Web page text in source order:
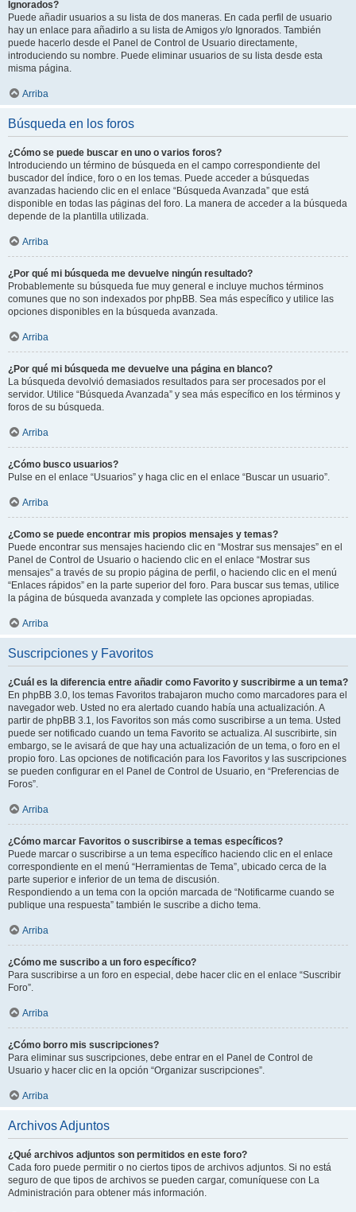
Ignorados?
Puede añadir usuarios a su lista de dos maneras. En cada perfil de usuario
hay un enlace para añadirlo a su lista de Amigos y/o Ignorados. También
puede hacerlo desde el Panel de Control de Usuario directamente,
introduciendo su nombre. Puede eliminar usuarios de su lista desde esta
misma página.
Arriba
Búsqueda en los foros
¿Cómo se puede buscar en uno o varios foros?
Introduciendo un término de búsqueda en el campo correspondiente del
buscador del índice, foro o en los temas. Puede acceder a búsquedas
avanzadas haciendo clic en el enlace “Búsqueda Avanzada” que está
disponible en todas las páginas del foro. La manera de acceder a la búsqueda
depende de la plantilla utilizada.
Arriba
¿Por qué mi búsqueda me devuelve ningún resultado?
Probablemente su búsqueda fue muy general e incluye muchos términos
comunes que no son indexados por phpBB. Sea más específico y utilice las
opciones disponibles en la búsqueda avanzada.
Arriba
¿Por qué mi búsqueda me devuelve una página en blanco?
La búsqueda devolvió demasiados resultados para ser procesados por el
servidor. Utilice “Búsqueda Avanzada” y sea más específico en los términos y
foros de su búsqueda.
Arriba
¿Cómo busco usuarios?
Pulse en el enlace “Usuarios” y haga clic en el enlace “Buscar un usuario”.
Arriba
¿Como se puede encontrar mis propios mensajes y temas?
Puede encontrar sus mensajes haciendo clic en “Mostrar sus mensajes” en el
Panel de Control de Usuario o haciendo clic en el enlace “Mostrar sus
mensajes” a través de su propio página de perfil, o haciendo clic en el menú
“Enlaces rápidos” en la parte superior del foro. Para buscar sus temas, utilice
la página de búsqueda avanzada y complete las opciones apropiadas.
Arriba
Suscripciones y Favoritos
¿Cuál es la diferencia entre añadir como Favorito y suscribirme a un tema?
En phpBB 3.0, los temas Favoritos trabajaron mucho como marcadores para el
navegador web. Usted no era alertado cuando había una actualización. A
partir de phpBB 3.1, los Favoritos son más como suscribirse a un tema. Usted
puede ser notificado cuando un tema Favorito se actualiza. Al suscribirte, sin
embargo, se le avisará de que hay una actualización de un tema, o foro en el
propio foro. Las opciones de notificación para los Favoritos y las suscripciones
se pueden configurar en el Panel de Control de Usuario, en “Preferencias de
Foros”.
Arriba
¿Cómo marcar Favoritos o suscribirse a temas específicos?
Puede marcar o suscribirse a un tema específico haciendo clic en el enlace
correspondiente en el menú “Herramientas de Tema”, ubicado cerca de la
parte superior e inferior de un tema de discusión.
Respondiendo a un tema con la opción marcada de “Notificarme cuando se
publique una respuesta” también le suscribe a dicho tema.
Arriba
¿Cómo me suscribo a un foro específico?
Para suscribirse a un foro en especial, debe hacer clic en el enlace “Suscribir
Foro”.
Arriba
¿Cómo borro mis suscripciones?
Para eliminar sus suscripciones, debe entrar en el Panel de Control de
Usuario y hacer clic en la opción “Organizar suscripciones”.
Arriba
Archivos Adjuntos
¿Qué archivos adjuntos son permitidos en este foro?
Cada foro puede permitir o no ciertos tipos de archivos adjuntos. Si no está
seguro de que tipos de archivos se pueden cargar, comuníquese con La
Administración para obtener más información.